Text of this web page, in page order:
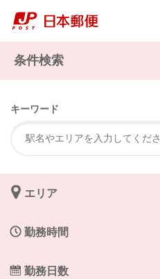
条件検索
キーワード
エリア
勤務時間
勤務日数